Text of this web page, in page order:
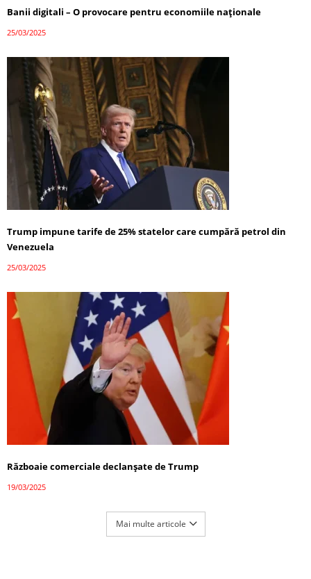
Banii digitali – O provocare pentru economiile naționale
25/03/2025
Trump impune tarife de 25% statelor care cumpără petrol din
Venezuela
25/03/2025
Războaie comerciale declanșate de Trump
19/03/2025
Mai multe articole